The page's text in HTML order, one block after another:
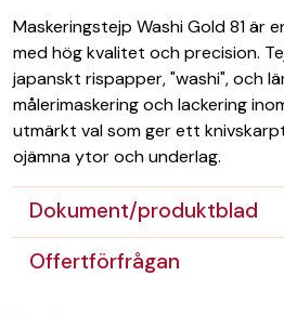
Maskeringstejp Washi Gold 81 är
med hög kvalitet och precision.
japanskt rispapper, "washi", och
målerimaskering och lackering
utmärkt val som ger ett
ojämna ytor och underlag.
Dokument/produktblad
Offertförfrågan